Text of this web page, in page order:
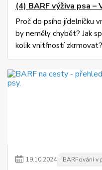
(4) BARF výživa psa –
Proč do psího jídelníčku
by neměly chybět? Jak
kolik vnitřností
19.10.2024 BARFování v